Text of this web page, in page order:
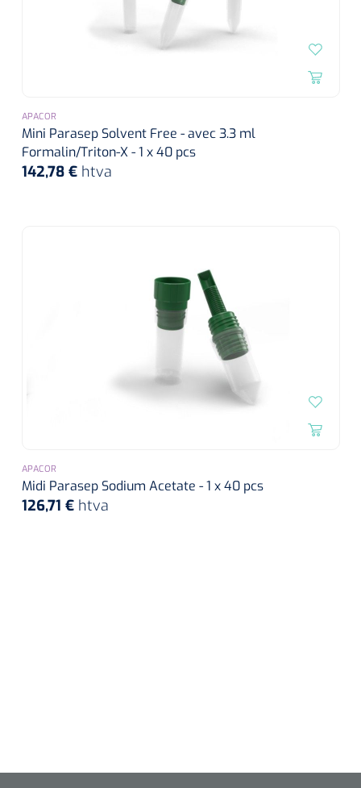
APACOR
Mini Parasep Solvent Free - avec 3.3 ml
Formalin/Triton-X - 1 x 40 pcs
142,78 € htva
APACOR
Midi Parasep Sodium Acetate - 1 x 40 pcs
126,71 € htva